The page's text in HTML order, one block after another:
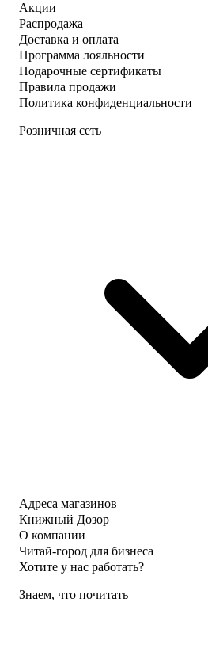
Акции
Распродажа
Доставка и оплата
Программа лояльности
Подарочные сертификаты
Правила продажи
Политика конфиденциальности
Розничная сеть
Адреса магазинов
Книжный Дозор
О компании
Читай-город для бизнеса
Хотите у нас работать?
Знаем, что почитать